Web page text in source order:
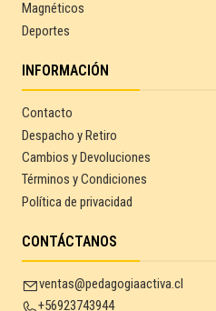
Magnéticos
Deportes
INFORMACIÓN
Contacto
Despacho y Retiro
Cambios y Devoluciones
Términos y Condiciones
Política de privacidad
CONTÁCTANOS
ventas@pedagogiaactiva.cl
+56923743944